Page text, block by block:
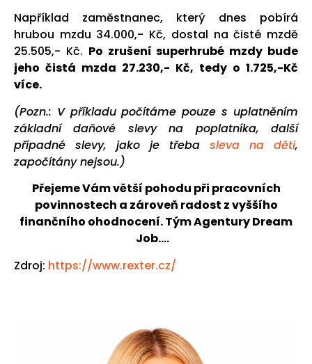
Například zaměstnanec, který dnes pobírá
hrubou mzdu 34.000,- Kč, dostal na čisté mzdě
25.505,- Kč. Po zrušení superhrubé mzdy bude
jeho čistá mzda 27.230,- Kč, tedy o 1.725,-Kč
více.
(Pozn.: V příkladu počítáme pouze s uplatněním
základní daňové slevy na poplatníka, další
případné slevy, jako je třeba sleva na děti,
započítány nejsou.)
Přejeme Vám větší pohodu při pracovních
povinnostech a zároveň radost z vyššího
finančního ohodnocení. Tým Agentury Dream
Job….
Zdroj: https://www.rexter.cz/